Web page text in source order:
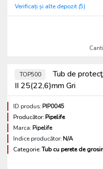
Verificați și alte depozit (5)
TOP500
Tub de
II 25(22,6)mm Gri
ID produs:PIP0045
Producător:Pipelife
Marca:Pipelife
Indice producător:N/A
Categorie:Tub cu perete de